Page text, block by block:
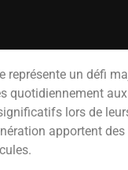
représente un défi
quotidiennement
lors de
apportent